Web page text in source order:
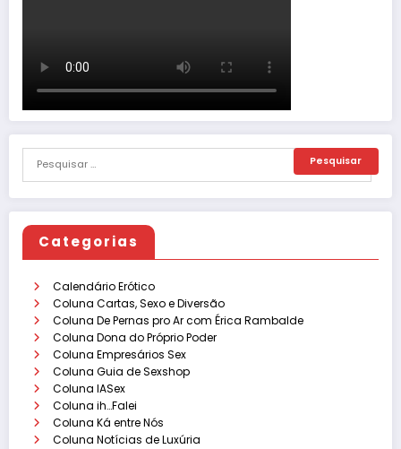
Categorias
Calendário Erótico
Coluna Cartas, Sexo e Diversão
Coluna De Pernas pro Ar com Érica Rambalde
Coluna Dona do Próprio Poder
Coluna Empresários Sex
Coluna Guia de Sexshop
Coluna IASex
Coluna ih…Falei
Coluna Ká entre Nós
Coluna Notícias de Luxúria